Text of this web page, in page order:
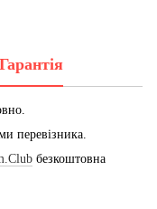
Гарантія
перевізника.
безкоштовна